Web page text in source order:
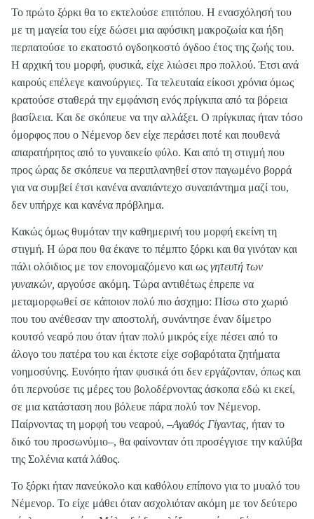
Το πρώτο ξόρκι θα το εκτελούσε επιτόπου. Η ενασχόλησή του
με τη μαγεία του είχε δώσει μια αφύσικη μακροζωία και ήδη
περπατούσε το εκατοστό ογδοηκοστό όγδοο έτος της ζωής του.
Η αρχική του μορφή, φυσικά, είχε λιώσει προ πολλού. Έτσι ανά
καιρούς επέλεγε καινούργιες. Τα τελευταία είκοσι χρόνια όμως
κρατούσε σταθερά την εμφάνιση ενός πρίγκιπα από τα βόρεια
βασίλεια. Και δε σκόπευε να την αλλάξει. Ο πρίγκιπας ήταν τόσο
όμορφος που ο Νέμενορ δεν είχε περάσει ποτέ και πουθενά
απαρατήρητος από το γυναικείο φύλο. Και από τη στιγμή που
προς ώρας δε σκόπευε να περιπλανηθεί στον παγωμένο βορρά
για να συμβεί έτσι κανένα αναπάντεχο συναπάντημα μαζί του,
δεν υπήρχε και κανένα πρόβλημα.
Κακώς όμως θυμόταν την καθημερινή του μορφή εκείνη τη
στιγμή. Η ώρα που θα έκανε το πέμπτο ξόρκι και θα γινόταν και
πάλι ολόιδιος με τον επονομαζόμενο και ως γητευτή των
γυναικών, αργούσε ακόμη. Τώρα αντιθέτως έπρεπε να
μεταμορφωθεί σε κάποιον πολύ πιο άσχημο: Πίσω στο χωριό
που του ανέθεσαν την αποστολή, συνάντησε έναν δίμετρο
κουτσό νεαρό που όταν ήταν πολύ μικρός είχε πέσει από το
άλογο του πατέρα του και έκτοτε είχε σοβαρότατα ζητήματα
νοημοσύνης. Ευνόητο ήταν φυσικά ότι δεν εργάζονταν, όπως και
ότι περνούσε τις μέρες του βολοδέρνοντας άσκοπα εδώ κι εκεί,
σε μια κατάσταση που βόλευε πάρα πολύ τον Νέμενορ.
Παίρνοντας τη μορφή του νεαρού, –Αγαθός Γίγαντας, ήταν το
δικό του προσωνύμιο–, θα φαίνονταν ότι προσέγγισε την καλύβα
της Σολένια κατά λάθος.
Το ξόρκι ήταν πανεύκολο και καθόλου επίπονο για το μυαλό του
Νέμενορ. Το είχε μάθει όταν ασχολιόταν ακόμη με τον δεύτερο